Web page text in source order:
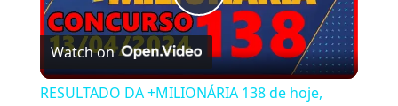
Play Video
Watch on
RESULTADO DA +MILIONÁRIA 138 de hoje,